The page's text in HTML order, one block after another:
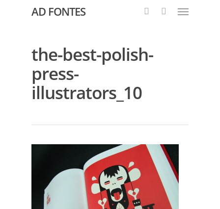
AD FONTES
the-best-polish-
press-
illustrators_10